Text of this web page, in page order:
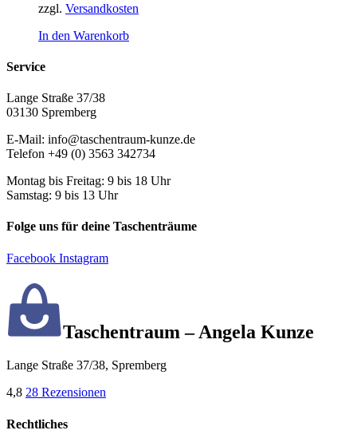
zzgl. Versandkosten
In den Warenkorb
Service
Lange Straße 37/38
03130 Spremberg
E-Mail: info@taschentraum-kunze.de
Telefon +49 (0) 3563 342734
Montag bis Freitag: 9 bis 18 Uhr
Samstag: 9 bis 13 Uhr
Folge uns für deine Taschenträume
Facebook Instagram
Taschentraum – Angela Kunze
Lange Straße 37/38, Spremberg
4,8 28 Rezensionen
Rechtliches